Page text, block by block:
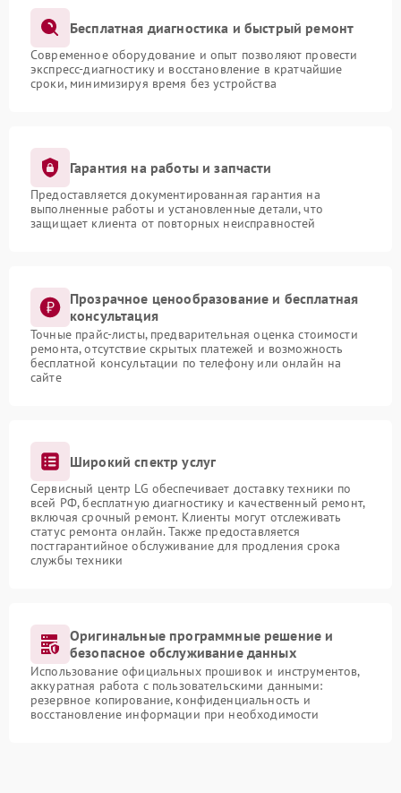
Бесплатная диагностика и быстрый ремонт
Современное оборудование и опыт позволяют провести
экспресс-диагностику и восстановление в кратчайшие
сроки, минимизируя время без устройства
Гарантия на работы и запчасти
Предоставляется документированная гарантия на
выполненные работы и установленные детали, что
защищает клиента от повторных неисправностей
Прозрачное ценообразование и бесплатная
консультация
Точные прайс-листы, предварительная оценка стоимости
ремонта, отсутствие скрытых платежей и возможность
бесплатной консультации по телефону или онлайн на
сайте
Широкий спектр услуг
Сервисный центр LG обеспечивает доставку техники по
всей РФ, бесплатную диагностику и качественный ремонт,
включая срочный ремонт. Клиенты могут отслеживать
статус ремонта онлайн. Также предоставляется
постгарантийное обслуживание для продления срока
службы техники
Оригинальные программные решение и
безопасное обслуживание данных
Использование официальных прошивок и инструментов,
аккуратная работа с пользовательскими данными:
резервное копирование, конфиденциальность и
восстановление информации при необходимости